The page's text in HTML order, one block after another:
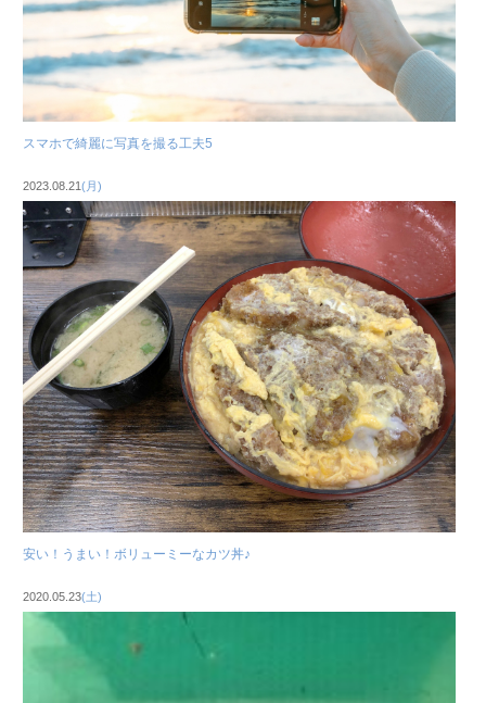
スマホで綺麗に写真を撮る工夫5
2023.08.21(月)
安い！うまい！ボリューミーなカツ丼♪
2020.05.23(土)